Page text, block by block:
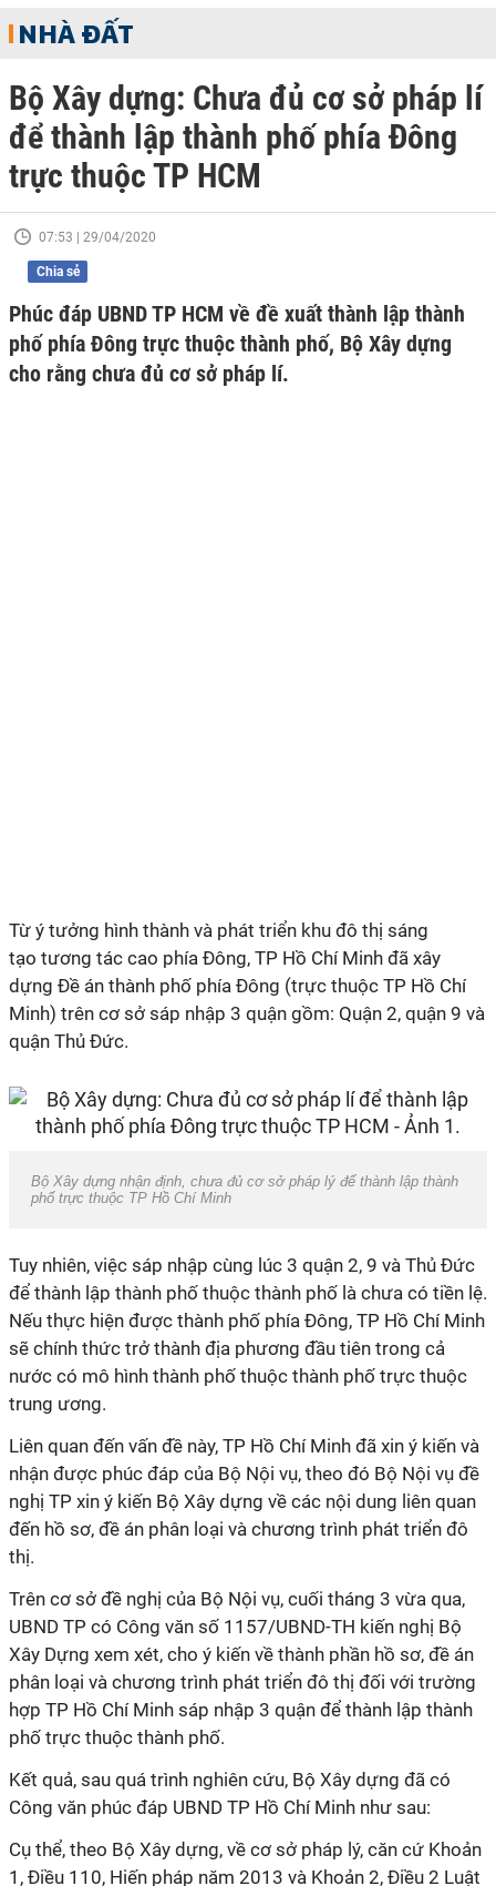
NHÀ ĐẤT
Bộ Xây dựng: Chưa đủ cơ sở pháp lí
để thành lập thành phố phía Đông
trực thuộc TP HCM
07:53 | 29/04/2020
Chia sẻ
Phúc đáp UBND TP HCM về đề xuất thành lập thành
phố phía Đông trực thuộc thành phố, Bộ Xây dựng
cho rằng chưa đủ cơ sở pháp lí.
Từ ý tưởng hình thành và phát triển khu đô thị sáng
tạo tương tác cao phía Đông, TP Hồ Chí Minh đã xây
dựng Đề án thành phố phía Đông (trực thuộc TP Hồ Chí
Minh) trên cơ sở sáp nhập 3 quận gồm: Quận 2, quận 9 và
quận Thủ Đức.
Bộ Xây dựng nhận định, chưa đủ cơ sở pháp lý để thành lập thành
phố trực thuộc TP Hồ Chí Minh
Tuy nhiên, việc sáp nhập cùng lúc 3 quận 2, 9 và Thủ Đức
để thành lập thành phố thuộc thành phố là chưa có tiền lệ.
Nếu thực hiện được thành phố phía Đông, TP Hồ Chí Minh
sẽ chính thức trở thành địa phương đầu tiên trong cả
nước có mô hình thành phố thuộc thành phố trực thuộc
trung ương.
Liên quan đến vấn đề này, TP Hồ Chí Minh đã xin ý kiến và
nhận được phúc đáp của Bộ Nội vụ, theo đó Bộ Nội vụ đề
nghị TP xin ý kiến Bộ Xây dựng về các nội dung liên quan
đến hồ sơ, đề án phân loại và chương trình phát triển đô
thị.
Trên cơ sở đề nghị của Bộ Nội vụ, cuối tháng 3 vừa qua,
UBND TP có Công văn số 1157/UBND-TH kiến nghị Bộ
Xây Dựng xem xét, cho ý kiến về thành phần hồ sơ, đề án
phân loại và chương trình phát triển đô thị đối với trường
hợp TP Hồ Chí Minh sáp nhập 3 quận để thành lập thành
phố trực thuộc thành phố.
Kết quả, sau quá trình nghiên cứu, Bộ Xây dựng đã có
Công văn phúc đáp UBND TP Hồ Chí Minh như sau:
Cụ thể, theo Bộ Xây dựng, về cơ sở pháp lý, căn cứ Khoản
1, Điều 110, Hiến pháp năm 2013 và Khoản 2, Điều 2 Luật